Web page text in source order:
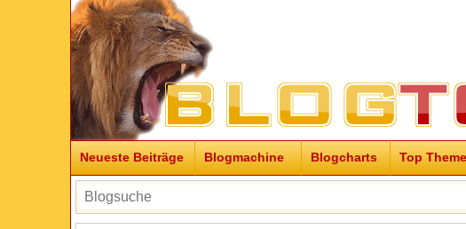
Neueste Beiträge Blogmachine Blogcharts Top